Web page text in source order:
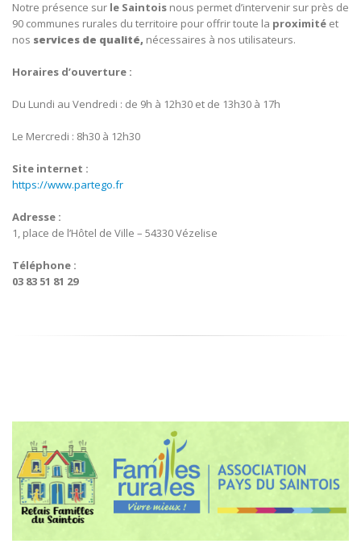
Notre présence sur le Saintois nous permet d’intervenir sur près de
90 communes rurales du territoire pour offrir toute la proximité et
nos services de qualité, nécessaires à nos utilisateurs.
Horaires d’ouverture :
Du Lundi au Vendredi : de 9h à 12h30 et de 13h30 à 17h
Le Mercredi : 8h30 à 12h30
Site internet :
https://www.partego.fr
Adresse :
1, place de l’Hôtel de Ville – 54330 Vézelise
Téléphone :
03 83 51 81 29